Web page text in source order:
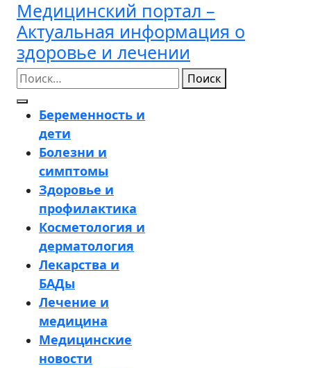
Перейти
содержимому
Медицинский портал –
Актуальная информация о
здоровье и лечении
Поиск
Кнопка
Открыть
Беременность и
дети
Болезни и
симптомы
Здоровье и
профилактика
Косметология и
дерматология
Лекарства и
БАДы
Лечение и
медицина
Медицинские
новости